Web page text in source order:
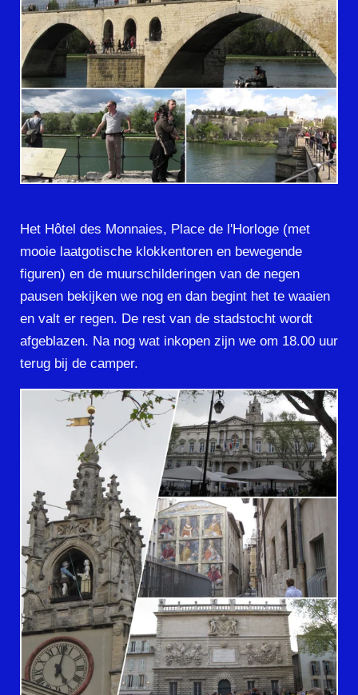
Het Hôtel des Monnaies, Place de l'Horloge (met
mooie laatgotische klokkentoren en bewegende
figuren) en de muurschilderingen van de negen
pausen bekijken we nog en dan begint het te waaien
en valt er regen. De rest van de stadstocht wordt
afgeblazen. Na nog wat inkopen zijn we om 18.00 uur
terug bij de camper.